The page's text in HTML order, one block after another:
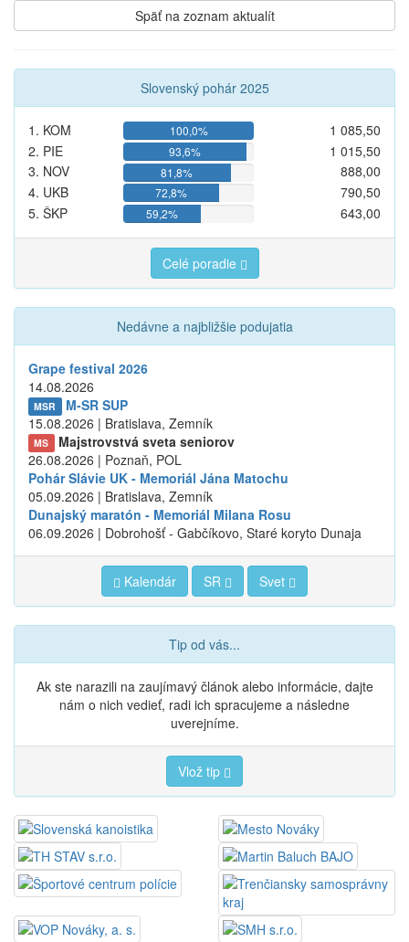
Späť na zoznam aktualít
Slovenský pohár 2025
1. KOM 100,0%
1 085,50
2. PIE
93,6%
1 015,50
3. NOV
81,8%
888,00
4. UKB
72,8%
790,50
5. ŠKP
59,2% 643,00
Celé poradie
Nedávne a najbližšie podujatia
Grape festival 2026
14.08.2026
MSR
M-SR SUP
15.08.2026 | Bratislava, Zemník
MS
Majstrovstvá sveta seniorov
26.08.2026 | Poznaň, POL
Pohár Slávie UK - Memoriál Jána Matochu
05.09.2026 | Bratislava, Zemník
Dunajský maratón - Memoriál Milana Rosu
06.09.2026 | Dobrohošť - Gabčíkovo, Staré koryto Dunaja
Kalendár SR Svet
Tip od vás...
Ak ste narazili na zaujímavý článok alebo informácie, dajte
nám o nich vedieť, radi ich spracujeme a následne
uverejníme.
Vlož tip